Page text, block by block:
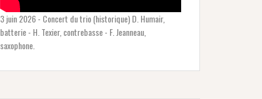
3 juin 2026 - Concert du trio (historique) D. Humair,
batterie - H. Texier, contrebasse - F. Jeanneau,
saxophone.